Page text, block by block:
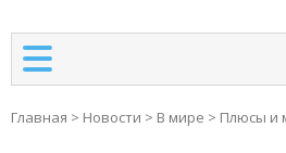
Главная > Новости > В мире > Плюсы и